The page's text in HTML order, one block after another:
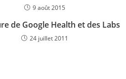
9 août 2015
de Google Health et des Labs
24 juillet 2011